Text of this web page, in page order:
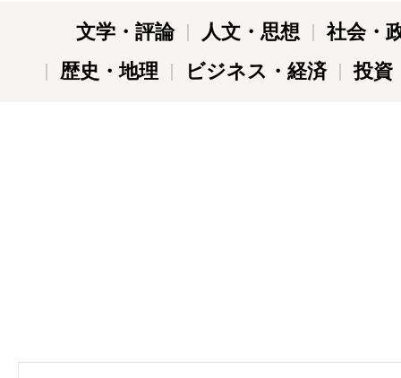
文学・評論 人文・思想
社会・
歴史・地理
ビジネス・経済 投資